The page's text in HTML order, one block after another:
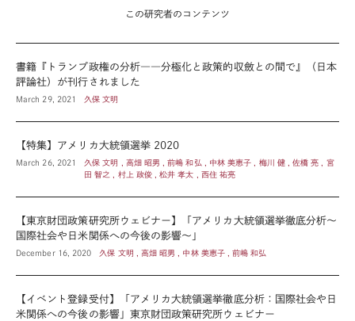
この研究者のコンテンツ
書籍『トランプ政権の分析――分極化と政策的収斂との間で』（日本
評論社）が刊行されました
March 29, 2021 久保 文明
【特集】アメリカ大統領選挙 2020
March 26, 2021
久保 文明 , 高畑 昭男 , 前嶋 和弘 , 中林 美恵子 , 梅川 健 , 佐橋 亮 , 宮
田 智之 , 村上 政俊 , 松井 孝太 , 西住 祐亮
【東京財団政策研究所ウェビナー】「アメリカ大統領選挙徹底分析～
国際社会や日米関係への今後の影響～」
December 16, 2020 久保 文明 , 高畑 昭男 , 中林 美恵子 , 前嶋 和弘
【イベント登録受付】「アメリカ大統領選挙徹底分析：国際社会や日
米関係への今後の影響」東京財団政策研究所ウェビナー